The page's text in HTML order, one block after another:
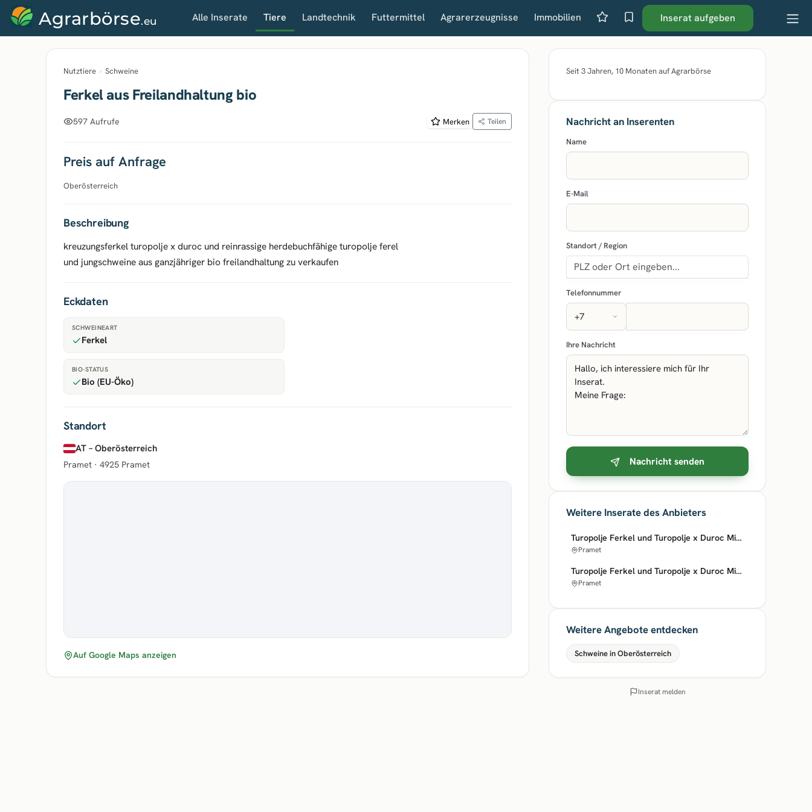
Agrarbörse.eu Alle Inserate Tiere Landtechnik Futtermittel Agrarerzeugnisse Immobilien Inserat aufgeben
Nutztiere › Schweine
Ferkel aus Freilandhaltung bio
597 Aufrufe Merken Teilen
Preis auf Anfrage
Oberösterreich
Beschreibung
kreuzungsferkel turopolje x duroc und reinrassige herdebuchfähige turopolje ferel
und jungschweine aus ganzjähriger bio freilandhaltung zu verkaufen
Eckdaten
SCHWEINEART
Ferkel
BIO-STATUS
Bio (EU-Öko)
Standort
AT – Oberösterreich
Pramet · 4925 Pramet
Auf Google Maps anzeigen
Seit 3 Jahren, 10 Monaten auf Agrarbörse
Nachricht an Inserenten
Name
E-Mail
Standort / Region
Telefonnummer
Ihre Nachricht
Nachricht senden
Weitere Inserate des Anbieters
Turopolje Ferkel und Turopolje x Duroc Mischlingsferkel
Pramet
Turopolje Ferkel und Turopolje x Duroc Mischlingsferkel
Pramet
Weitere Angebote entdecken
Schweine in Oberösterreich
Inserat melden